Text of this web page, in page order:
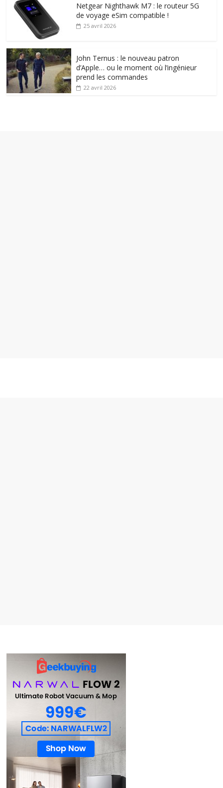
Netgear Nighthawk M7 : le routeur 5G
de voyage eSim compatible !
25 avril 2026
John Ternus : le nouveau patron
d’Apple… ou le moment où l’ingénieur
prend les commandes
22 avril 2026